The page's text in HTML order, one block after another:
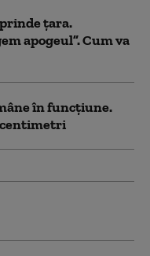
țara.
apogeul”. Cum va
în funcțiune.
centimetri